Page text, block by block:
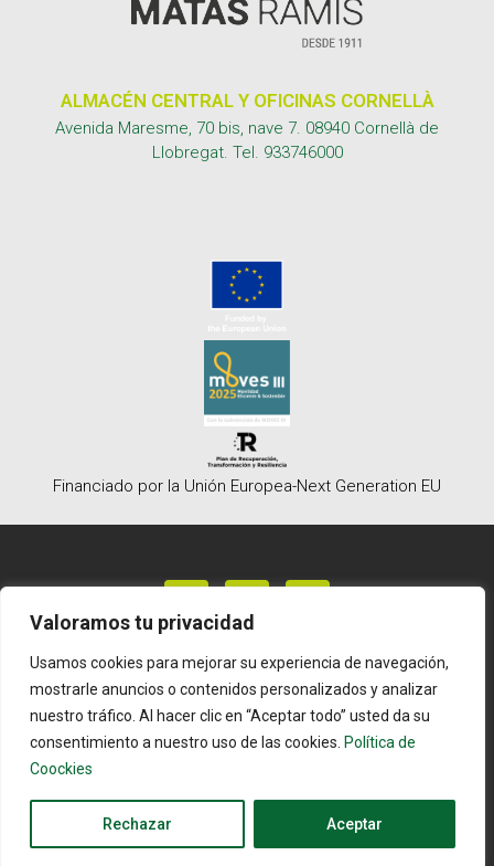
Valoramos tu privacidad
Usamos cookies para mejorar su experiencia de navegación,
mostrarle anuncios o contenidos personalizados y analizar
nuestro tráfico. Al hacer clic en “Aceptar todo” usted da su
consentimiento a nuestro uso de las cookies. Política de
Coockies
Rechazar Aceptar
WhatsApp
ALMACÉN CENTRAL Y OFICINAS CORNELLÀ
Avenida Maresme, 70 bis, nave 7. 08940 Cornellà de
Llobregat. Tel. 933746000
Financiado por la Unión Europea-Next Generation EU
Política de privacidad
Política de Coockies
Aviso Legal
Macgrafic